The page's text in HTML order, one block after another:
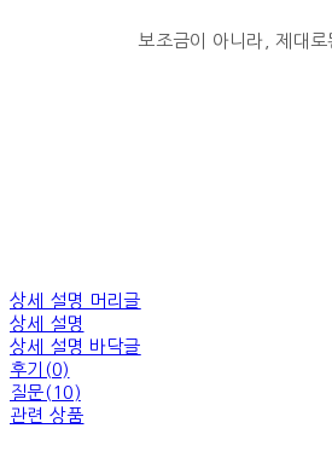
보조금이 아니라, 제대로
상세 설명 머리글
상세 설명
상세 설명 바닥글
후기(0)
질문(10)
관련 상품